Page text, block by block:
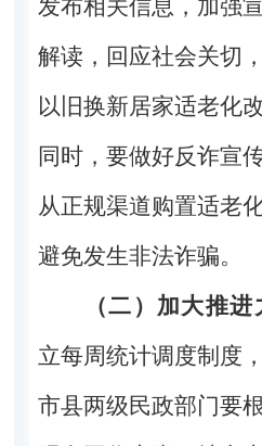
发布相关信息，加强
解读，回应社会关切
以旧换新居家适老化
同时，要做好反诈宣
从正规渠道购置适老
避免发生非法诈骗。
（二）加大推
立每周统计调度制度
市县两级民政部门要